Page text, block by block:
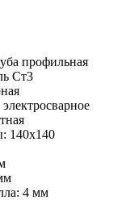
профильная
Ст3
140х140
4 мм